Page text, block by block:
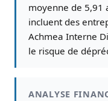
moyenne de 5,91
incluent des
Achmea Interne
le risque de
ANALYSE